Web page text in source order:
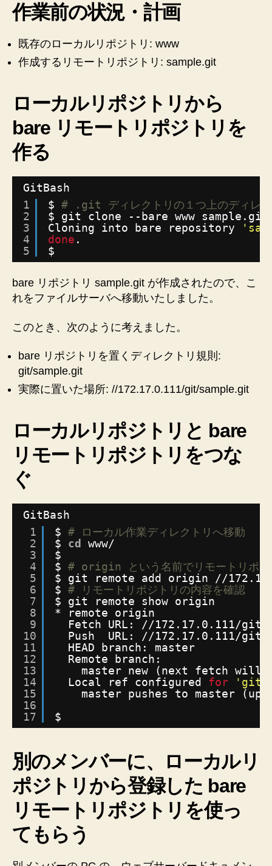
作業前の状況・計画
既存のローカルリポジトリ: www
作成するリモートリポジトリ: sample.git
ローカルリポジトリから
bare リモートリポジトリを
作る
GitBash
1
2
3
4
5
$ # .git ディレクトリの１つ上のディレ
$ git clone --bare www sample.git
Cloning into bare repository
done .
$
bare リポジトリ sample.git が作成されたので、こ
れをファイルサーバへ移動いたしました。
このとき、次のように考えました。
bare リポジトリを置くディレクトリ規則:
git/sample.git
実際に置いた場所: //172.17.0.111/git/sample.git
ローカルリポジトリと bare
リモートリポジトリをつな
ぐ
GitBash
1
2
3
4
5
6
7
8
9
10
11
12
13
14
15
16
17
$ # ローカル作業ディレクトリへ移動
$ cd
www/
$
$ # origin という名前でリモートリポジ
$ git remote add origin //172
$ # リモートリポジトリの内容を確認
$ git remote show origin
* remote origin
Fetch URL: //172 .17.0.111/git/
Push  URL: //172 .17.0.111/git/
HEAD branch: master
Remote branch:
master new (next fetch will
Local ref configured for
'git
master pushes to master
$
別のメンバーに、ローカルリ
ポジトリから登録した bare
リモートリポジトリを使っ
てもらう